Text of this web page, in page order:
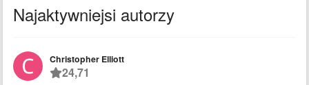
Najaktywniejsi autorzy
Christopher Elliott
24,71